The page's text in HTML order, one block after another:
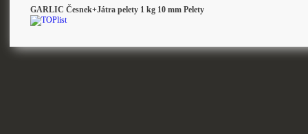
GARLIC Česnek+Játra pelety 1 kg 10 mm Pelety